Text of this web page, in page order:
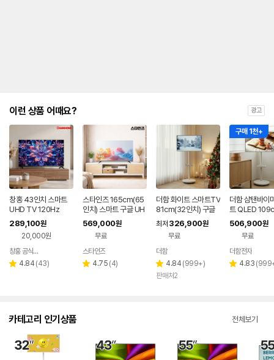
이런 상품 어때요? 광고
창홍 43인치 스마트
UHD TV 120Hz
289,100원
20,000원
페이
창홍 공식스토어
별 4.84 리
(43)
스타인즈 165cm(65
인치) 스마트 구글 UH
D TV KKZ6500SU
H 중소기업 1등급
569,000원
무료
페이
스타인즈
별 4.75 리
(4)
더함 화이트 스마트TV
81cm(32인치) 구글
5.0 QLED 이동식TV
최저 326,900원
무료
더함
별
점
4.84 리
(999+)
판매처2
구매 1천+
더함 삼탠바이
트 QLED
인치), 라이트,
스탠드
506,900원
무료
더함전자
별 4.83 리
(
카테고리 인기상품 전체보기